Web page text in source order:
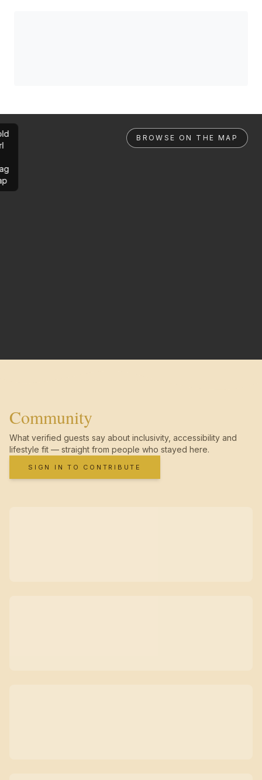
BROWSE ON THE MAP
Community
What verified guests say about inclusivity, accessibility and
lifestyle fit — straight from people who stayed here.
SIGN IN TO CONTRIBUTE